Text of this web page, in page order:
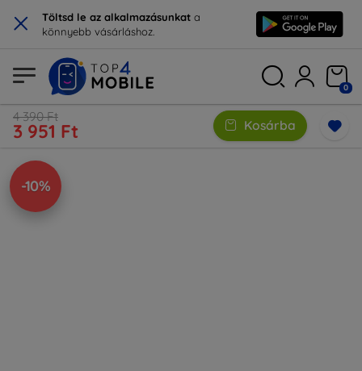
× Töltsd le az alkalmazásunkat a
könnyebb vásárláshoz.
0
4 390 Ft
3 951 Ft Kosárba
-10%